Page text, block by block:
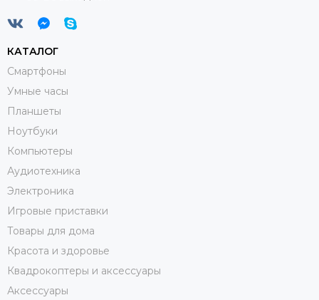
КАТАЛОГ
Смартфоны
Умные часы
Планшеты
Ноутбуки
Компьютеры
Аудиотехника
Электроника
Игровые приставки
Товары для дома
Красота и здоровье
Квадрокоптеры и аксессуары
Аксессуары